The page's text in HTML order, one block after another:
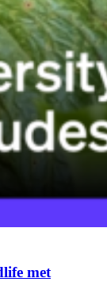
met